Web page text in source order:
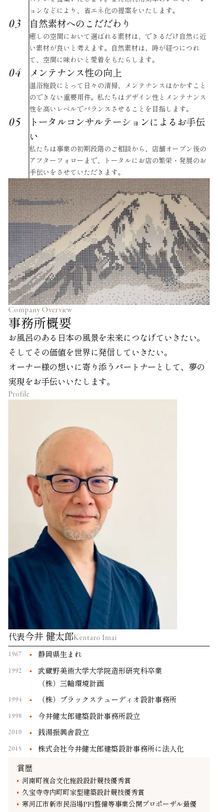
ョンなどにより、省エネ化の提案をいたします。
自然素材へのこだだわり
癒しの空間において選ばれる素材は、できるだけ自然に近
い素材が良いと考えます。自然素材は、時が経つにつれ
て、空間に味わいと愛着をもたらします。
メンテナンス性の向上
温浴施設にとって日々の清掃、メンテナンスはかかすこと
のできない重要用件。私たちはデザイン性とメンテナンス
性を高いレベルでバランスさせることを目指します。
トータルコンサルテーションによるお手伝
い
私たちは事業の初期段階のご相談から、店舗オープン後の
アフターフォローまで、トータルにお店の繁栄・発展のお
手伝いをさせていただきます。
Company Overview
事務所概要
お風呂のある日本の風景を未来につなげていきたい。
そしてその価値を世界に発信していきたい。
オーナー様の想いに寄り添うパートナーとして、夢の
実現をお手伝いいたします。
Profile
代表今井 健太郎Kentaro Imai
1967 静岡県生まれ
1992
武蔵野美術大学大学院造形研究科卒業
（株）三輪環境計画
1994 （株）ブラックステューディオ設計事務所
1998 今井健太郎建築設計事務所設立
2010 銭湯振興舎設立
2015 株式会社今井健太郎建築設計事務所に法人化
賞歴
河南町複合文化施設設計競技優秀賞
久宝寺寺内町町家型建築設計競技優秀賞
寒河江市新市民浴場PFI整備等事業公開プロポーザル最優